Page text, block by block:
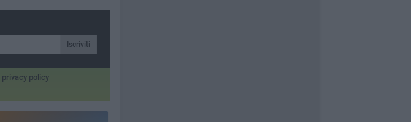
Iscriviti
privacy policy